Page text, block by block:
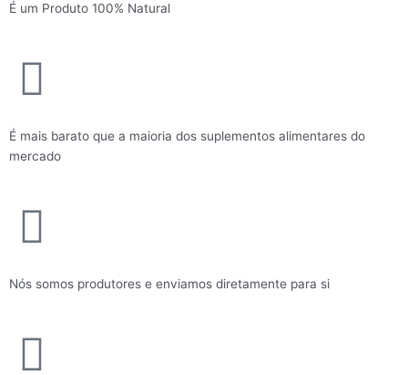
É um Produto 100% Natural
É mais barato que a maioria dos suplementos alimentares do
mercado
Nós somos produtores e enviamos diretamente para si